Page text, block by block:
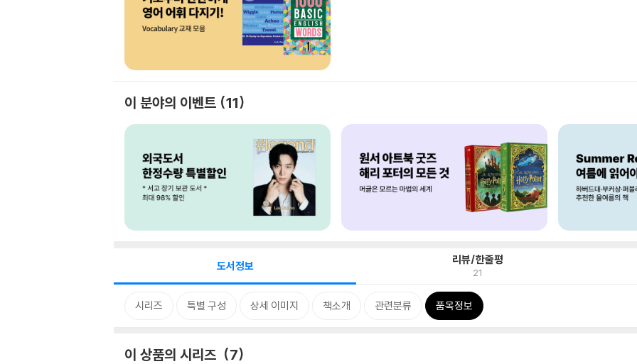
이 분야의 이벤트 11
도서정보 리뷰/한줄평
21
시리즈 특별 구성 상세 이미지 책소개 관련분류 품목정보
이 상품의 시리즈 7